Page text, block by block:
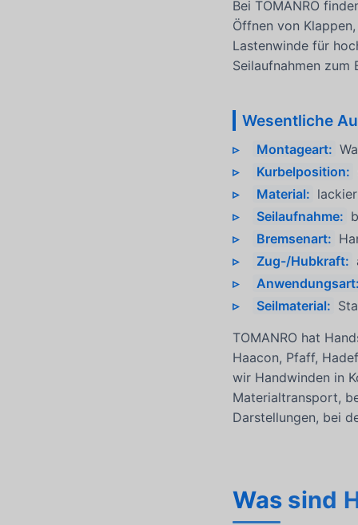
Bei TOMANRO
Öffnen von
Lastenwinde für
Seilaufnahmen zum
Wesentliche
Montageart:
Kurbelposition:
Material:
Seilaufnahme:
Bremsenart:
Zug-/Hubkraft:
Anwendungsart:
Seilmaterial:
TOMANRO hat
Haacon, Pfaff,
wir Handwinden in
Materialtransport,
Darstellungen, bei
Was sind